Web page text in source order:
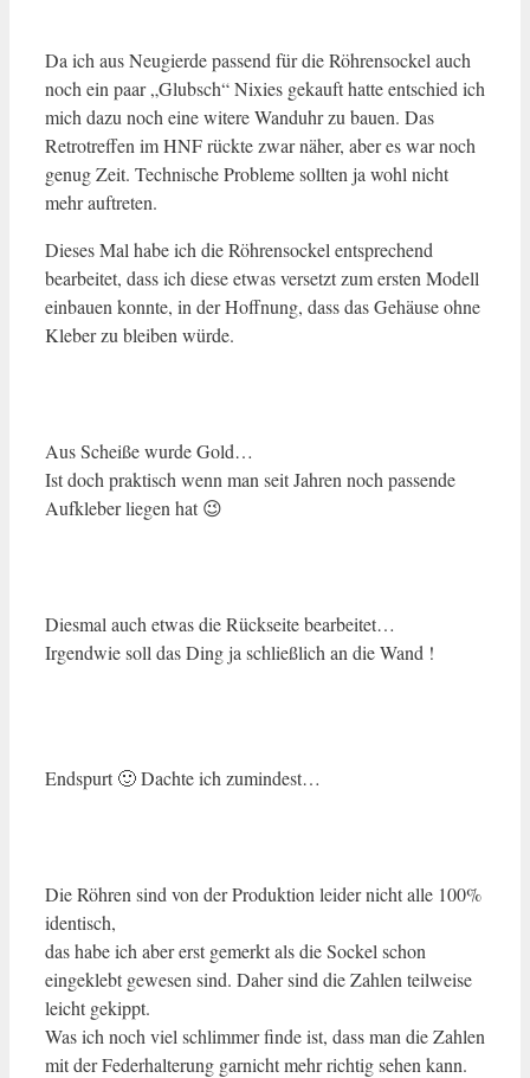
Da ich aus Neugierde passend für die Röhrensockel auch
noch ein paar „Glubsch“ Nixies gekauft hatte entschied ich
mich dazu noch eine witere Wanduhr zu bauen. Das
Retrotreffen im HNF rückte zwar näher, aber es war noch
genug Zeit. Technische Probleme sollten ja wohl nicht
mehr auftreten.
Dieses Mal habe ich die Röhrensockel entsprechend
bearbeitet, dass ich diese etwas versetzt zum ersten Modell
einbauen konnte, in der Hoffnung, dass das Gehäuse ohne
Kleber zu bleiben würde.
Aus Scheiße wurde Gold…
Ist doch praktisch wenn man seit Jahren noch passende
Aufkleber liegen hat 😉
Diesmal auch etwas die Rückseite bearbeitet…
Irgendwie soll das Ding ja schließlich an die Wand !
Endspurt 🙂 Dachte ich zumindest…
Die Röhren sind von der Produktion leider nicht alle 100%
identisch,
das habe ich aber erst gemerkt als die Sockel schon
eingeklebt gewesen sind. Daher sind die Zahlen teilweise
leicht gekippt.
Was ich noch viel schlimmer finde ist, dass man die Zahlen
mit der Federhalterung garnicht mehr richtig sehen kann.